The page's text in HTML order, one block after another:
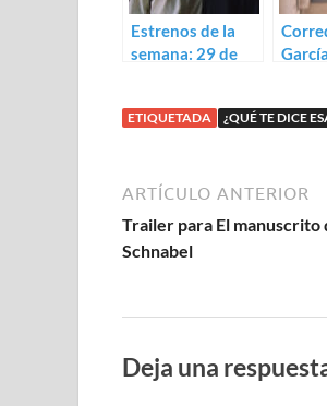
Estrenos de la
semana: 29 de
ETIQUETADA ¿QUÉ TE DICE
ARTÍCULO ANTERIOR
Trailer para El manuscrito
Schnabel
Deja una